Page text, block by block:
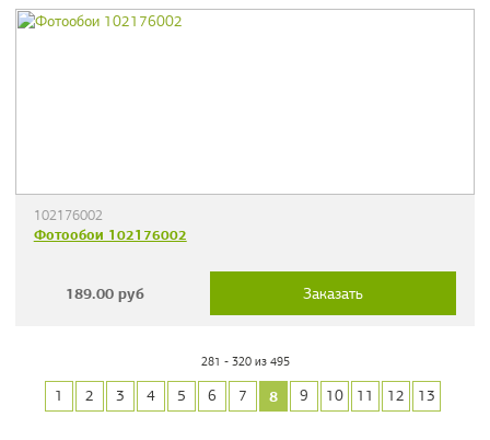
102176002
Фотообои 102176002
189.00 руб Заказать
281 - 320 из 495
1 2 3 4 5 6 7 8 9 10 11 12 13